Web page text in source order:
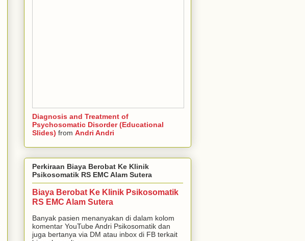
Diagnosis and Treatment of
Psychosomatic Disorder (Educational
Slides) from Andri Andri
Perkiraan Biaya Berobat Ke Klinik
Psikosomatik RS EMC Alam Sutera
Biaya Berobat Ke Klinik Psikosomatik
RS EMC Alam Sutera
Banyak pasien menanyakan di dalam kolom
komentar YouTube Andri Psikosomatik dan
juga bertanya via DM atau inbox di FB terkait